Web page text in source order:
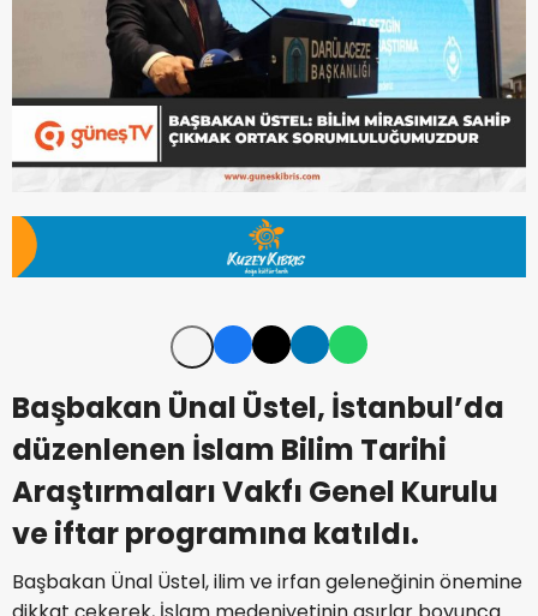
Başbakan Ünal Üstel, İstanbul’da
düzenlenen İslam Bilim Tarihi
Araştırmaları Vakfı Genel Kurulu
ve iftar programına katıldı.
Başbakan Ünal Üstel, ilim ve irfan geleneğinin önemine